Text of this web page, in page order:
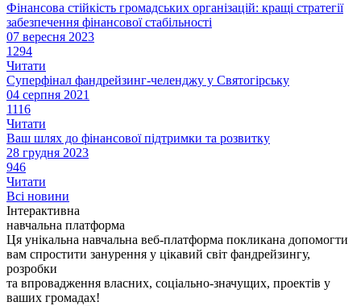
Фінансова стійкість громадських організацій: кращі стратегії
забезпечення фінансової стабільності
07 вересня 2023
1294
Читати
Суперфінал фандрейзинг-челенджу у Святогірську
04 серпня 2021
1116
Читати
Ваш шлях до фінансової підтримки та розвитку
28 грудня 2023
946
Читати
Всі новини
Інтерактивна
навчальна платформа
Ця унікальна навчальна веб-платформа покликана допомогти
вам спростити занурення у цікавий світ фандрейзингу,
розробки
та впровадження власних, соціально-значущих, проектів у
ваших громадах!